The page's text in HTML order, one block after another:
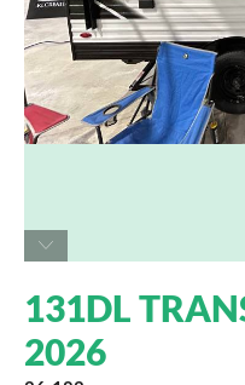
131DL
2026